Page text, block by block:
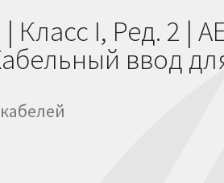
Класс I, Ред. 2 |
ввод